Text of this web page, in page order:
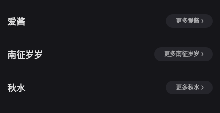
爱酱 更多爱酱
南征岁岁 更多南征岁岁
秋水 更多秋水